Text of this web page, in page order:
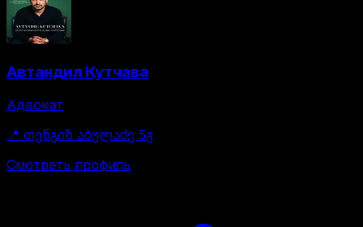
Автандил Кутчава
Адвокат
📍 თენგიზ აბულაძე 5გ
Смотреть профиль